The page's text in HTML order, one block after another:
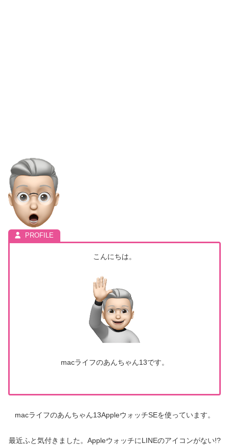
こんにちは。
macライフのあんちゃん13です。
macライフのあんちゃん13AppleウォッチSEを使っています。
最近ふと気付きました。AppleウォッチにLINEのアイコンがない!?